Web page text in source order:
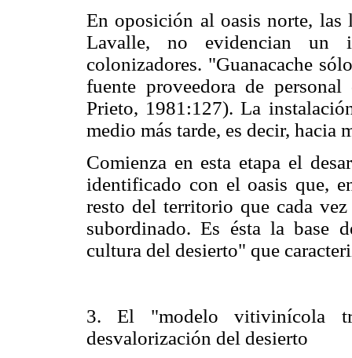
En oposición al oasis norte, las
Lavalle, no evidencian un
colonizadores. "Guanacache
fuente proveedora de
Prieto, 1981:127). La
medio más tarde, es decir,
Comienza en esta etapa el
identificado con el oasis que,
resto del territorio que cada
subordinado. Es ésta la base
cultura del desierto" que
3. El "modelo vitivinícola
desvalorización del desierto